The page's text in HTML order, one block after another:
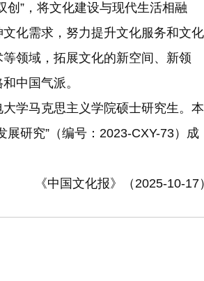
”，将文化建设与现代生活相融
化需求，努力提升文化服务和文化
领域，拓展文化的新空间、新领
中国气派。
学马克思主义学院硕士研究生。本
研究”（编号：2023-CXY-73）成
《中国文化报》（2025-10-17